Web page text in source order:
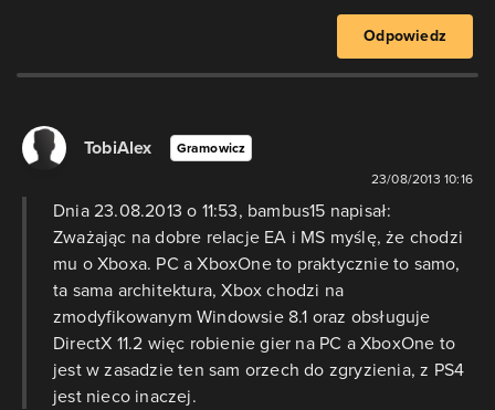
Odpowiedz
TobiAlex Gramowicz
23/08/2013 10:16
Dnia 23.08.2013 o 11:53, bambus15 napisał:
Zważając na dobre relacje EA i MS myślę, że chodzi
mu o Xboxa. PC a XboxOne to praktycznie to samo,
ta sama architektura, Xbox chodzi na
zmodyfikowanym Windowsie 8.1 oraz obsługuje
DirectX 11.2 więc robienie gier na PC a XboxOne to
jest w zasadzie ten sam orzech do zgryzienia, z PS4
jest nieco inaczej.